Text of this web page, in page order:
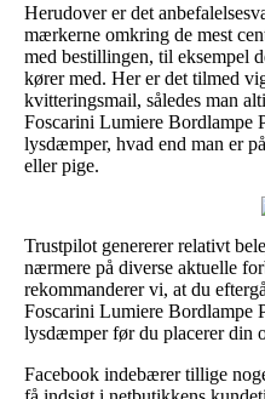
Herudover er det
mærkerne omkring de mest
med bestillingen, til eksempel
kører med. Her er det tilmed
kvitteringsmail, således man
Foscarini Lumiere Bordlampe
lysdæmper, hvad end man er
eller pige.
Trustpilot genererer relativt
nærmere på diverse aktuelle
rekommanderer vi, at du
Foscarini Lumiere Bordlampe
lysdæmper før du placerer din
Facebook indebærer tillige